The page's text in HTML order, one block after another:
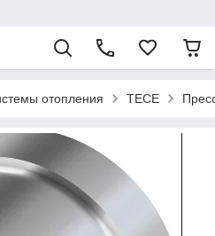
отопления TECE